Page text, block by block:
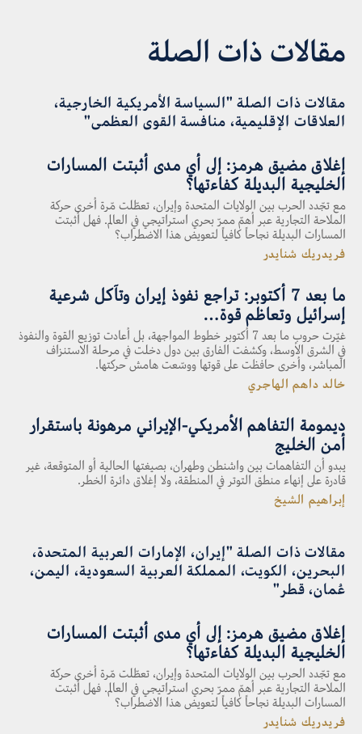
مقالات ذات الصلة
مقالات ذات الصلة "السياسة الأمريكية الخارجية،
العلاقات الإقليمية، منافسة القوى العظمى"
إغلاق مضيق هرمز: إلى أي مدى أثبتت المسارات
الخليجية البديلة كفاءتها؟
مع تجّدد الحرب بين الولايات المتحدة وإيران، تعطّلت مّرة أخرى حركة
الملاحة التجارية عبر أهمّ ممرّ بحري استراتيجي في العالم. فهل أثبتت
المسارات البديلة نجاحاً كافياً لتعويض هذا الاضطراب؟
فريدريك شنايدر
ما بعد 7 أكتوبر: تراجع نفوذ إيران وتآكل شرعية
إسرائيل وتعاظم قوة…
غيّرت حروب ما بعد 7 أكتوبر خطوط المواجهة، بل أعادت توزيع القوة والنفوذ
في الشرق الأوسط، وكشفت الفارق بين دول دخلت في مرحلة الاستنزاف
المباشر، وأخرى حافظت على قوتها ووسّعت هامش حركتها.
خالد داهم الهاجري
ديمومة التفاهم الأمريكي-الإيراني مرهونة باستقرار
أمن الخليج
يبدو أن التفاهمات بين واشنطن وطهران، بصيغتها الحالية أو المتوقعة، غير
قادرة على إنهاء منطق التوتر في المنطقة، ولا إغلاق دائرة الخطر.
إبراهيم الشيخ
مقالات ذات الصلة "إيران، الإمارات العربية المتحدة،
البحرين، الكويت، المملكة العربية السعودية، اليمن،
عُمان، قطر"
إغلاق مضيق هرمز: إلى أي مدى أثبتت المسارات
الخليجية البديلة كفاءتها؟
مع تجّدد الحرب بين الولايات المتحدة وإيران، تعطّلت مّرة أخرى حركة
الملاحة التجارية عبر أهمّ ممرّ بحري استراتيجي في العالم. فهل أثبتت
المسارات البديلة نجاحاً كافياً لتعويض هذا الاضطراب؟
فريدريك شنايدر